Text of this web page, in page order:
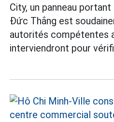
City, un panneau
Đức Thắng est
autorités compétentes
interviendront pour